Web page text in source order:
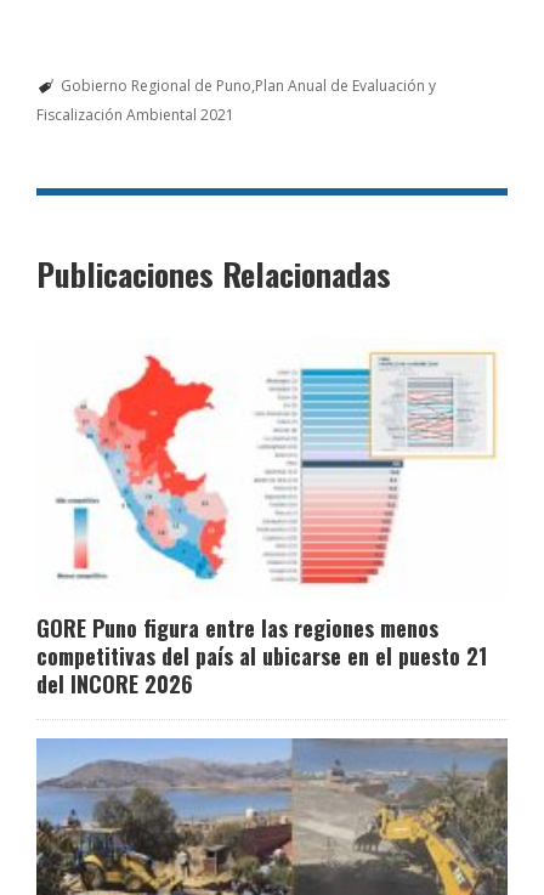
Gobierno Regional de Puno Plan Anual de Evaluación y
Fiscalización Ambiental 2021
Publicaciones Relacionadas
GORE Puno figura entre las regiones menos
competitivas del país al ubicarse en el puesto 21
del INCORE 2026